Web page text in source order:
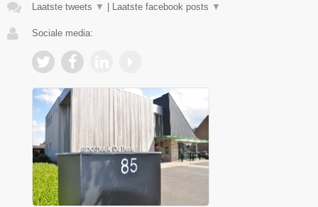
Laatste tweets ▼ Laatste facebook posts ▼
Sociale media: